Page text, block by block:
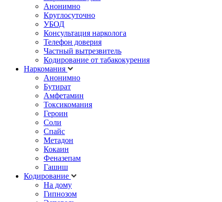
Анонимно
Круглосуточно
УБОД
Консультация нарколога
Телефон доверия
Частный вытрезвитель
Кодирование от табакокурения
Наркомания
Анонимно
Бутират
Амфетамин
Токсикомания
Героин
Соли
Спайс
Метадон
Кокаин
Феназепам
Гашиш
Кодирование
На дому
Гипнозом